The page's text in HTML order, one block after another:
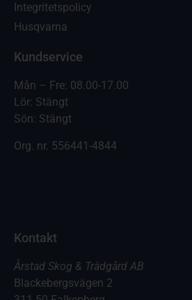
Integritetspolicy
Husqvarna
Kundservice
Mån – Fre: 08.00-17.00
Lör: Stängt
Sön: Stängt
Org. nr. 556441-4844
Kontakt
Årstad Skog & Trädgård AB
Blackebergsvägen 2